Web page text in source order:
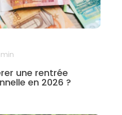
une rentrée
en 2026 ?